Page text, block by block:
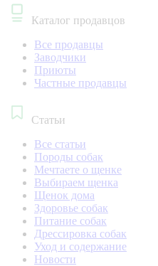
Каталог продавцов
Все продавцы
Заводчики
Приюты
Частные продавцы
Статьи
Все статьи
Породы собак
Мечтаете о щенке
Выбираем щенка
Щенок дома
Здоровье собак
Питание собак
Дрессировка собак
Уход и содержание
Новости